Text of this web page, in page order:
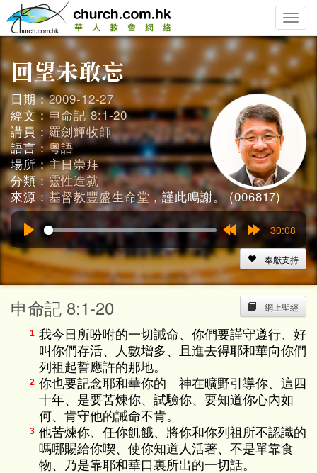
Toggle
日期：2009-12-27
經文：申命記 8:1-20
講員：羅劍輝牧師
語言：粵語
場所：主日崇拜
分類：靈性造就
來源：基督教豐盛生命堂，謹此鳴謝。 (006817)
Play
Rewind
15s
Forward
15s
30:08
奉獻支持
網上聖經
申命記 8:1-20
1 我今日所吩咐的一切誡命、你們要謹守遵行、好
叫你們存活、人數增多、且進去得耶和華向你們
列祖起誓應許的那地。
2 你也要記念耶和華你的 神在曠野引導你、這四
十年、是要苦煉你、試驗你、要知道你心內如
何、肯守他的誡命不肯。
3 他苦煉你、任你飢餓、將你和你列祖所不認識的
嗎哪賜給你喫、使你知道人活著、不是單靠食
物、乃是靠耶和華口裏所出的一切話。